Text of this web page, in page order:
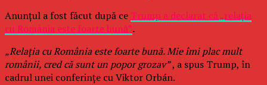
Anunțul a fost făcut după ce Trump a declarat că „relaţia
cu România este foarte bună”.
„Relaţia cu România este foarte bună. Mie îmi plac mult
românii, cred că sunt un popor grozav”, a spus Trump, în
cadrul unei conferinţe cu Viktor Orbán.